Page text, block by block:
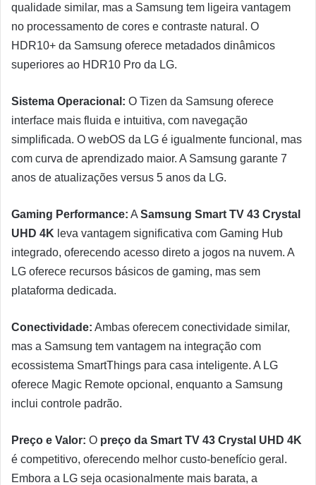
qualidade similar, mas a Samsung tem ligeira vantagem
no processamento de cores e contraste natural. O
HDR10+ da Samsung oferece metadados dinâmicos
superiores ao HDR10 Pro da LG.
Sistema Operacional: O Tizen da Samsung oferece
interface mais fluida e intuitiva, com navegação
simplificada. O webOS da LG é igualmente funcional, mas
com curva de aprendizado maior. A Samsung garante 7
anos de atualizações versus 5 anos da LG.
Gaming Performance: A Samsung Smart TV 43 Crystal
UHD 4K leva vantagem significativa com Gaming Hub
integrado, oferecendo acesso direto a jogos na nuvem. A
LG oferece recursos básicos de gaming, mas sem
plataforma dedicada.
Conectividade: Ambas oferecem conectividade similar,
mas a Samsung tem vantagem na integração com
ecossistema SmartThings para casa inteligente. A LG
oferece Magic Remote opcional, enquanto a Samsung
inclui controle padrão.
Preço e Valor: O preço da Smart TV 43 Crystal UHD 4K
é competitivo, oferecendo melhor custo-benefício geral.
Embora a LG seja ocasionalmente mais barata, a